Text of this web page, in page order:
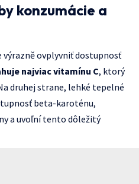
konzumácie a
výrazně ovplyvniť dostupnosť
najviac vitamínu C, ktorý
druhej strane, lehké tepelné
beta-karoténu,
a uvoľní tento dôležitý